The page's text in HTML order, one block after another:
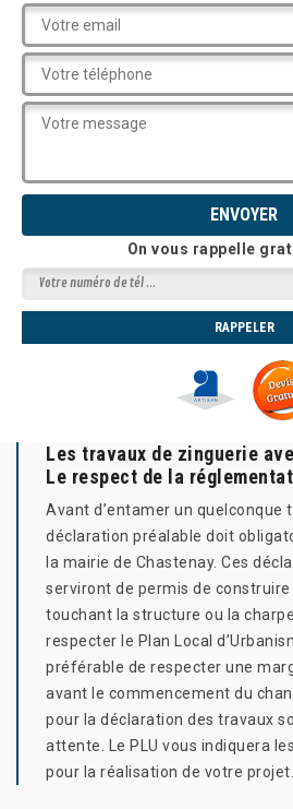
On vous rappelle
Les travaux de zinguerie
Le respect de la
Avant d’entamer un quelconque
déclaration préalable doit
la mairie de Chastenay. Ces
serviront de permis de
touchant la structure ou la
respecter le Plan Local
préférable de respecter une
avant le commencement du
pour la déclaration des travaux
attente. Le PLU vous indiquera
pour la réalisation de votre projet.